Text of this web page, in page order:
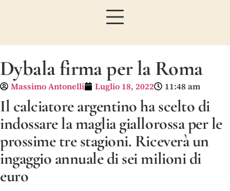
Dybala firma per la Roma
Massimo Antonelli Luglio 18, 2022 11:48 am
Il calciatore argentino ha scelto di
indossare la maglia giallorossa per le
prossime tre stagioni. Riceverà un
ingaggio annuale di sei milioni di
euro